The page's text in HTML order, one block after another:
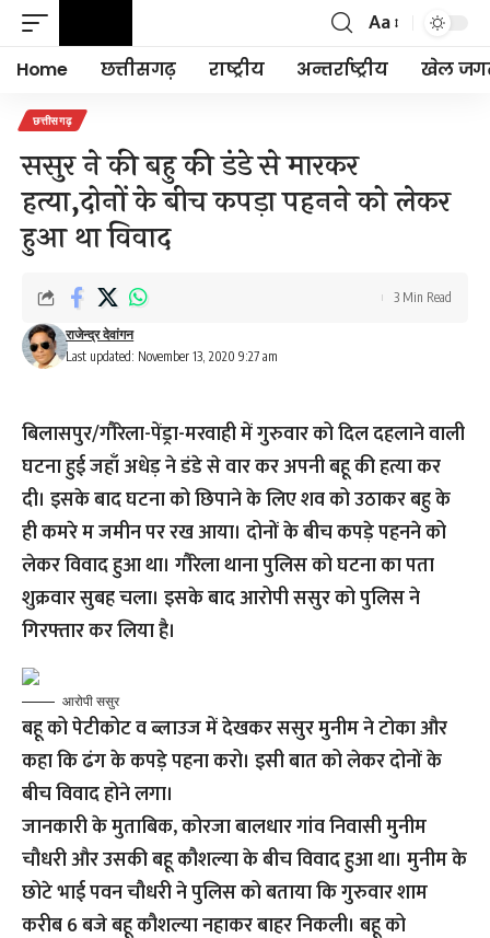
Font
Resizer
Aa
Home छत्तीसगढ़ राष्ट्रीय अन्तर्राष्ट्रीय खेल
छत्तीसगढ़
ससुर ने की बहु की डंडे से मारकर
हत्या,दोनों के बीच कपड़ा पहनने को लेकर
हुआ था विवाद
Last updated: November 13, 2020 9:27 am
राजेन्द्र देवांगन
3 Min Read
बिलासपुर/गौरेला-पेंड्रा-मरवाही में गुरुवार को दिल दहलाने वाली
घटना हुई जहाँ अधेड़ ने डंडे से वार कर अपनी बहू की हत्या कर
दी। इसके बाद घटना को छिपाने के लिए शव को उठाकर बहु के
ही कमरे म जमीन पर रख आया। दोनों के बीच कपड़े पहनने को
लेकर विवाद हुआ था। गौरेला थाना पुलिस को घटना का पता
शुक्रवार सुबह चला। इसके बाद आरोपी ससुर को पुलिस ने
गिरफ्तार कर लिया है।
आरोपी ससुर
बहू को पेटीकोट व ब्लाउज में देखकर ससुर मुनीम ने टोका और
कहा कि ढंग के कपड़े पहना करो। इसी बात को लेकर दोनों के
बीच विवाद होने लगा।
जानकारी के मुताबिक, कोरजा बालधार गांव निवासी मुनीम
चौधरी और उसकी बहू कौशल्या के बीच विवाद हुआ था। मुनीम के
छोटे भाई पवन चौधरी ने पुलिस को बताया कि गुरुवार शाम
करीब 6 बजे बहू कौशल्या नहाकर बाहर निकली। बहू को